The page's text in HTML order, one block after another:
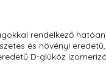
rendelkező
és növényi
D-glükóz